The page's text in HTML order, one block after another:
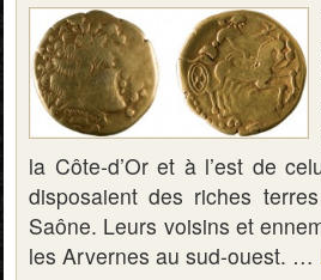
la Côte-d’Or et à l’est de
disposaient des riches
Saône. Leurs voisins et
les Arvernes au sud-ouest. …